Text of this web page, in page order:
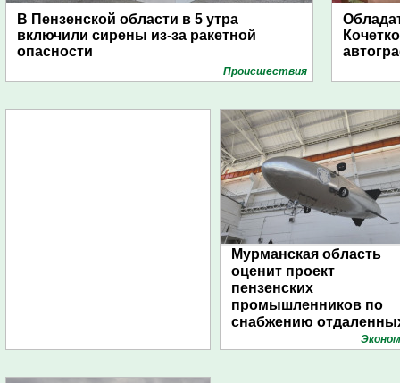
В Пензенской области в 5 утра
включили сирены из-за ракетной
опасности
Проиcшествия
Мурманская область
оценит проект
пензенских
промышленников по
снабжению
поселений с помощью